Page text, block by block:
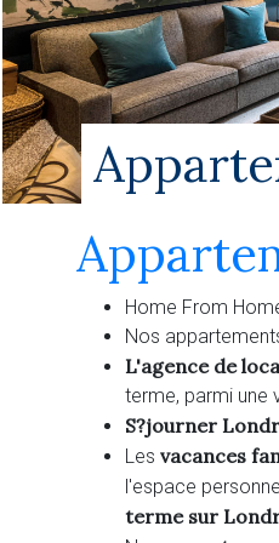
Home From
Nos
L'agence de
terme, parmi une
S?journer
Les vacances
l'espace
terme sur